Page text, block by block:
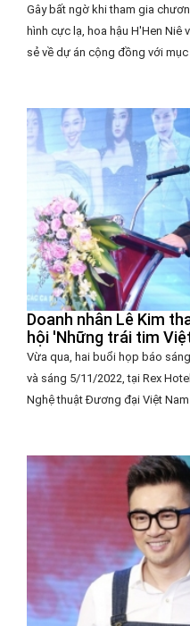
Gây bất ngờ khi tham gia
hình cực lạ, hoa hậu H'Hen Niê
sẻ về dự án cộng đồng với mục
Doanh nhân Lê Kim
hội 'Những trái tim
Vừa qua, hai buổi họp báo
và sáng 5/11/2022, tại Rex
Nghệ thuật Đương đại Việt